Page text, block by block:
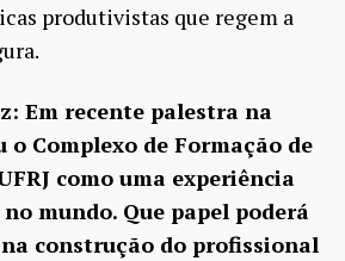
produtivistas que regem a
Em recente palestra na
o Complexo de Formação de
como uma experiência
mundo. Que papel poderá
construção do profissional